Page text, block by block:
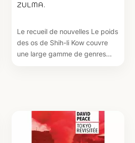
ZULMA.
Le recueil de nouvelles Le poids
des os de Shih-li Kow couvre
une large gamme de genres...